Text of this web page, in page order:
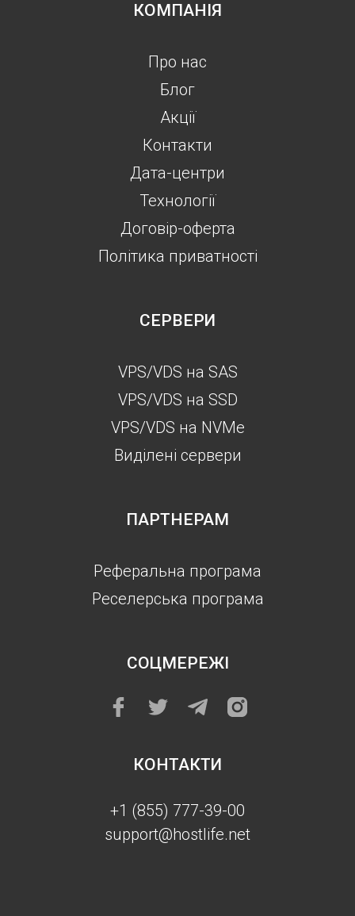
КОМПАНІЯ
Про нас
Блог
Акції
Контакти
Дата-центри
Технології
Договір-оферта
Політика приватності
СЕРВЕРИ
VPS/VDS на SAS
VPS/VDS на SSD
VPS/VDS на NVMe
Виділені сервери
ПАРТНЕРАМ
Реферальна програма
Реселерська програма
СОЦМЕРЕЖІ
КОНТАКТИ
+1 (855) 777-39-00
support@hostlife.net